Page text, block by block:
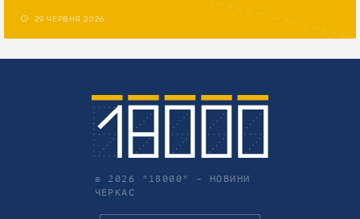
29 ЧЕРВНЯ 2026
© 2026 "18000" – НОВИНИ
ЧЕРКАС